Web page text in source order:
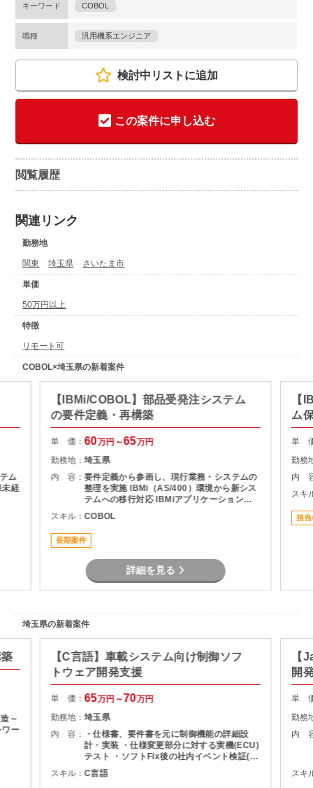
キーワード COBOL
職種 汎用機系エンジニア
検討中リストに追加
この案件に申し込む
閲覧履歴
関連リンク
勤務地
関東 埼玉県 さいたま市
単価
50万円以上
特徴
リモート可
COBOL×埼玉県の新着案件
ム
経
【IBMi/COBOL】部品受発注システム
の要件定義・再構築
単 価：60万円～65万円
勤務地：埼玉県
内 容：要件定義から参画し、現行業務・システムの
整理を実施 IBMi（AS/400）環境から新シス
テムへの移行対応 IBMiアプリケーションの
完全廃止対応 一部IBMiアプリのロジック見
直し・改修
スキル：COBOL
長期案件
詳細を見る
【
ム
単
勤務
内
スキ
担当
埼玉県の新着案件
～
ワー
【C言語】車載システム向け制御ソフ
トウェア開発支援
単 価：65万円～70万円
勤務地：埼玉県
内 容：
・仕様書、要件書を元に制御機能の詳細設
計・実装 ・仕様変更部分に対する実機(ECU)
テスト ・ソフトFix後の社内イベント検証(ハ
ード/ソフト)
スキル：C言語
【
開
単
勤務
内
スキ